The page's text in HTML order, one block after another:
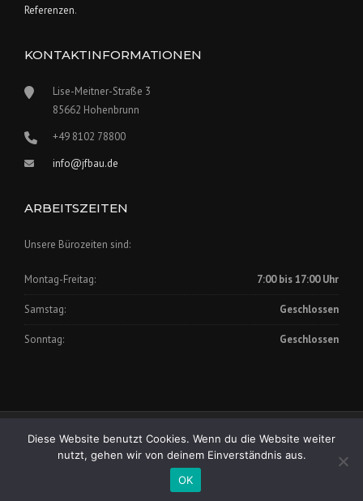
Referenzen.
KONTAKTINFORMATIONEN
Lise-Meitner-Straße 3
85662 Hohenbrunn
+49 8102 78800
info@jfbau.de
ARBEITSZEITEN
Unsere Bürozeiten sind:
Montag-Freitag: 7:00 bis 17:00 Uhr
Samstag: Geschlossen
Sonntag: Geschlossen
Impressum|Datenschutz
Copyright © 2025 Johann Fischer Bauunternehmung GmbH
Diese Website benutzt Cookies. Wenn du die Website weiter
nutzt, gehen wir von deinem Einverständnis aus.
OK